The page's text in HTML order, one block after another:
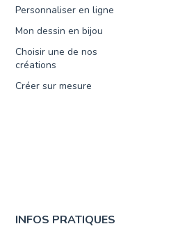
Personnaliser en ligne
Mon dessin en bijou
Choisir une de nos
créations
Créer sur mesure
INFOS PRATIQUES